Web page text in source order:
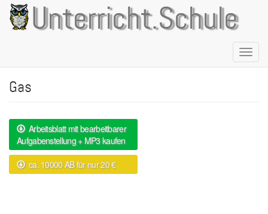
Direkt
zum
Inhalt
Unterricht.Schule
Gas
Arbeitsblatt mit bearbeitbarer
Aufgabenstellung + MP3 kaufen
ca. 10000 AB für nur 20 €